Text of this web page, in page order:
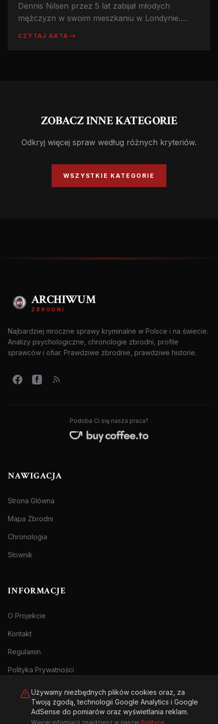
Dennis Nilsen przez 5 lat zabijał młodych
mężczyzn w swoim mieszkaniu w Londynie.
CZYTAJ AKTA
ZOBACZ INNE KATEGORIE
Odkryj więcej spraw według różnych kryteriów.
WSZYSTKIE KATEGORIE
ARCHIWUM
ZBRODNI
Najbardziej mroczne sprawy kryminalne w Polsce i na świecie.
Analizy psychologiczne, chronologie zbrodni, profile
sprawców i ofiar. Prawdziwe zbrodnie, prawdziwe historie.
Podoba Ci się nasza praca?
NAWIGACJA
Strona Główna
Mapa Zbrodni
Chronologia
Słownik
INFORMACJE
O Projekcie
Kontakt
Regulamin
Polityka Prywatności
Używamy niezbędnych plików cookies oraz, za
Twoją zgodą, technologii Google Analytics i Google
AdSense do pomiarów oraz wyświetlania reklam.
Więcej informacji znajdziesz w naszej Polityce